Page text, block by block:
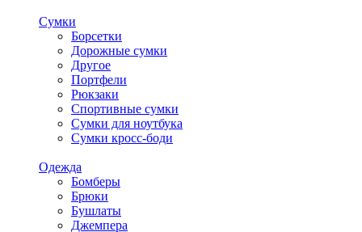
Сумки
Борсетки
Дорожные сумки
Другое
Портфели
Рюкзаки
Спортивные сумки
Сумки для ноутбука
Сумки кросс-боди
Одежда
Бомберы
Брюки
Бушлаты
Джемпера